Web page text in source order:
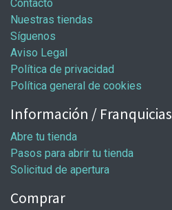
Contacto
Nuestras tiendas
Síguenos
Aviso Legal
Política de privacidad
Política general de cookies
Información / Franquicias
Abre tu tienda
Pasos para abrir tu tienda
Solicitud de apertura
Comprar